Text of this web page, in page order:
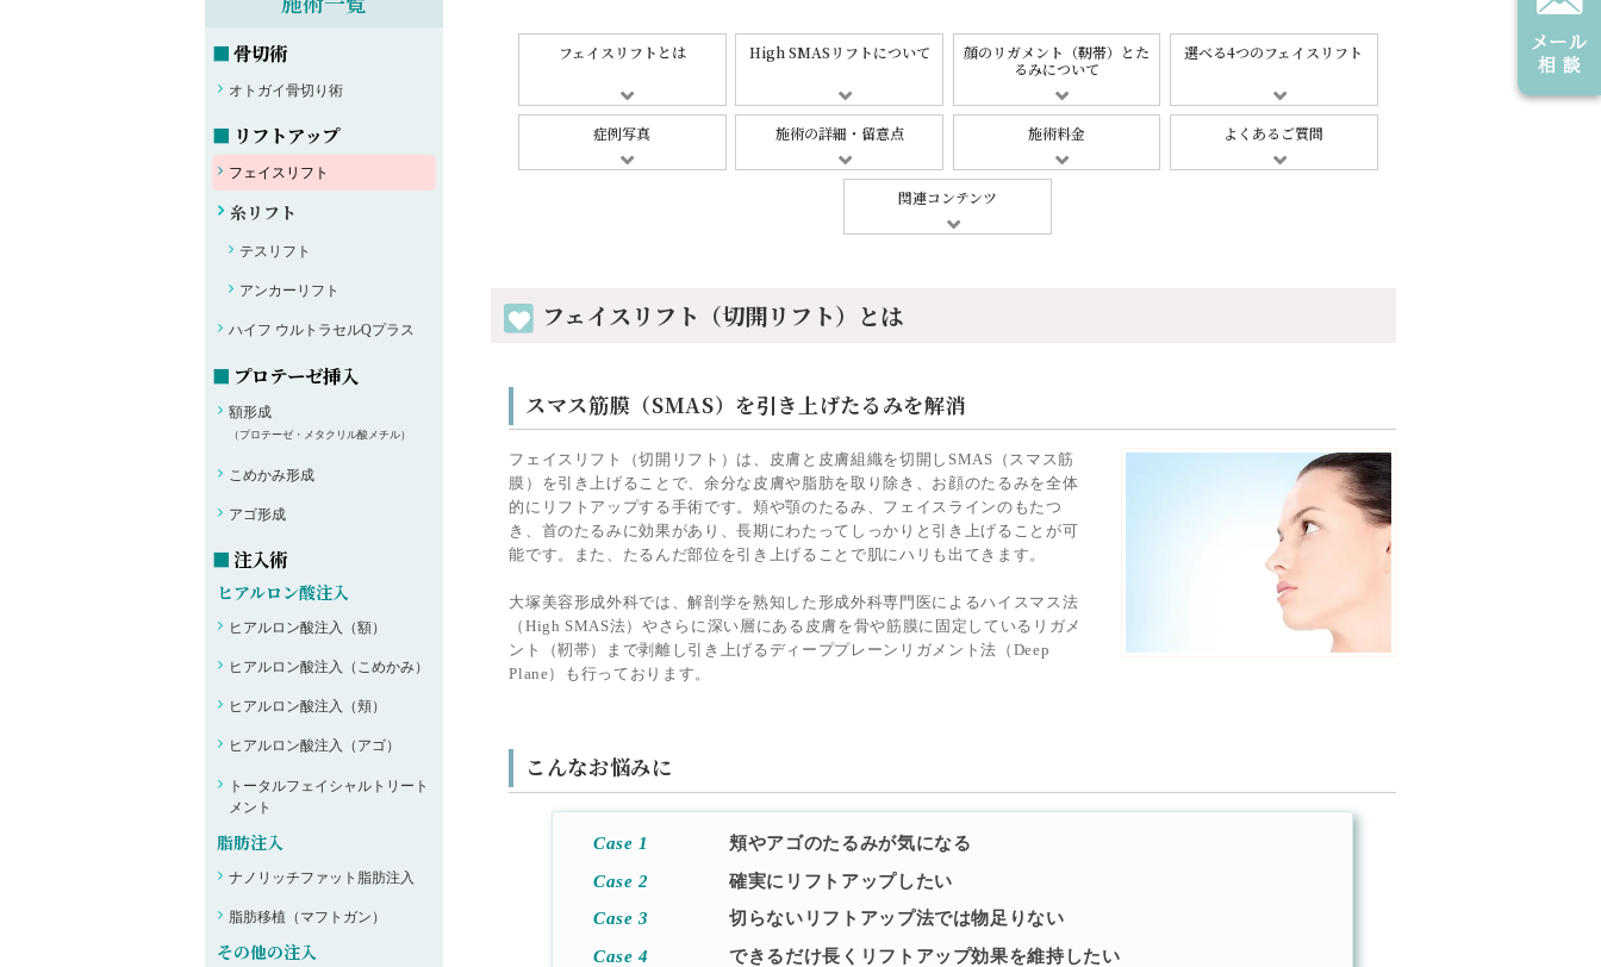
フェイスリフトとは High SMASリフトについて
顔のリガメント（靭帯）とた
るみについて
選べる4つのフェイスリフト
症例写真 施術の詳細・留意点 施術料金 よくあるご質問
関連コンテンツ
フェイスリフト（切開リフト）とは
スマス筋膜（SMAS）を引き上げたるみを解消
フェイスリフト（切開リフト）は、皮膚と皮膚組織を切開しSMAS（スマス筋
膜）を引き上げることで、余分な皮膚や脂肪を取り除き、お顔のたるみを全体
的にリフトアップする手術です。頬や顎のたるみ、フェイスラインのもたつ
き、首のたるみに効果があり、長期にわたってしっかりと引き上げることが可
能です。また、たるんだ部位を引き上げることで肌にハリも出てきます。
大塚美容形成外科では、解剖学を熟知した形成外科専門医によるハイスマス法
（High SMAS法）やさらに深い層にある皮膚を骨や筋膜に固定しているリガメ
ント（靭帯）まで剥離し引き上げるディーププレーンリガメント法（Deep
Plane）も行っております。
こんなお悩みに
Case 1
頬やアゴのたるみが気になる
Case 2
確実にリフトアップしたい
Case 3
切らないリフトアップ法では物足りない
Case 4
できるだけ長くリフトアップ効果を維持したい
骨切術
オトガイ骨切り術
リフトアップ
フェイスリフト
糸リフト
テスリフト
アンカーリフト
ハイフ ウルトラセルQプラス
プロテーゼ挿入
額形成
（プロテーゼ・メタクリル酸メチル）
こめかみ形成
アゴ形成
注入術
ヒアルロン酸注入
ヒアルロン酸注入（額）
ヒアルロン酸注入（こめかみ）
ヒアルロン酸注入（頬）
ヒアルロン酸注入（アゴ）
トータルフェイシャルトリート
メント
脂肪注入
ナノリッチファット脂肪注入
脂肪移植（マフトガン）
その他の注入